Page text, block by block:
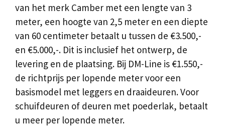
van het merk Camber met een lengte van 3
meter, een hoogte van 2,5 meter en een diepte
van 60 centimeter betaalt u tussen de €3.500,-
en €5.000,-. Dit is inclusief het ontwerp, de
levering en de plaatsing. Bij DM-Line is €1.550,-
de richtprijs per lopende meter voor een
basismodel met leggers en draaideuren. Voor
schuifdeuren of deuren met poederlak, betaalt
u meer per lopende meter.